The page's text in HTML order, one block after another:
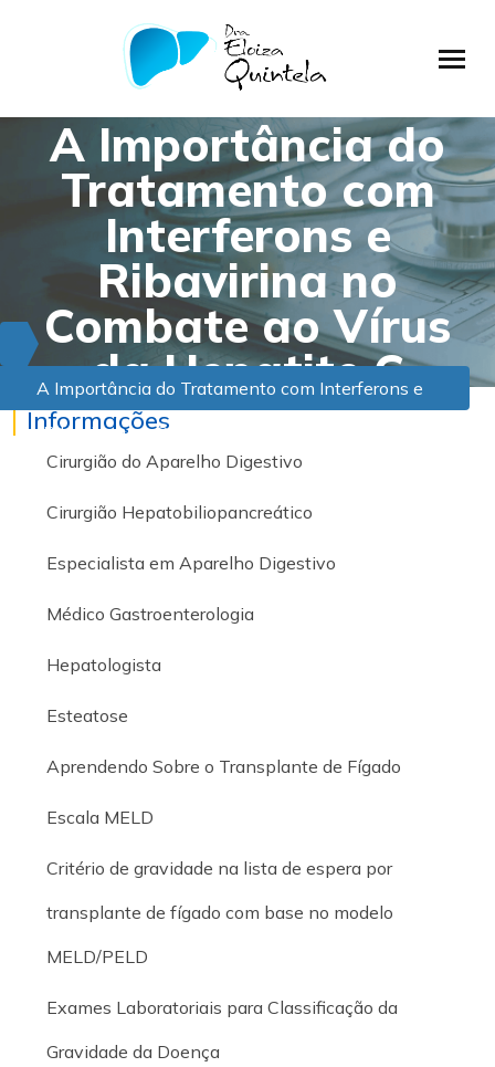
A Importância do
Tratamento com
Interferons e
Ribavirina no
Combate ao Vírus
da Hepatite C
A Importância do Tratamento com Interferons e
Ribavirina no Combate ao Vírus da Hepatite C
Informações
Cirurgião do Aparelho Digestivo
Cirurgião Hepatobiliopancreático
Especialista em Aparelho Digestivo
Médico Gastroenterologia
Hepatologista
Esteatose
Aprendendo Sobre o Transplante de Fígado
Escala MELD
Critério de gravidade na lista de espera por
transplante de fígado com base no modelo
MELD/PELD
Exames Laboratoriais para Classificação da
Gravidade da Doença